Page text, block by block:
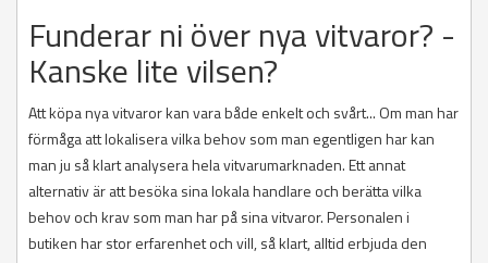
Funderar ni över nya vitvaror? -
Kanske lite vilsen?
Att köpa nya vitvaror kan vara både enkelt och svårt... Om man har
förmåga att lokalisera vilka behov som man egentligen har kan
man ju så klart analysera hela vitvarumarknaden. Ett annat
alternativ är att besöka sina lokala handlare och berätta vilka
behov och krav som man har på sina vitvaror. Personalen i
butiken har stor erfarenhet och vill, så klart, alltid erbjuda den